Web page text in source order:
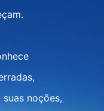
noções,